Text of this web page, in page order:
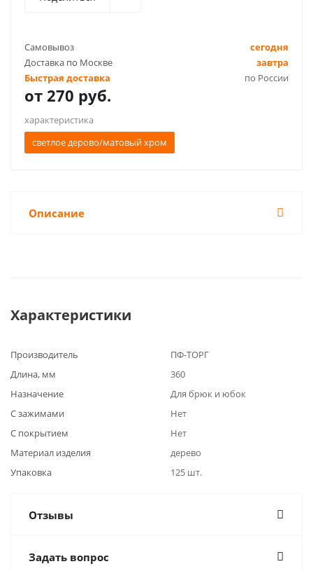
Самовывоз
сегодня
Доставка по Москве
завтра
Быстрая доставка
по России
от 270 руб.
характеристика
светлое дерово/матовый хром
Описание
Характеристики
Производитель
ПФ-ТОРГ
Длина, мм
360
Назначение
Для брюк и юбок
С зажимами
Нет
С покрытием
Нет
Материал изделия
дерево
Упаковка
125 шт.
Отзывы
Задать вопрос